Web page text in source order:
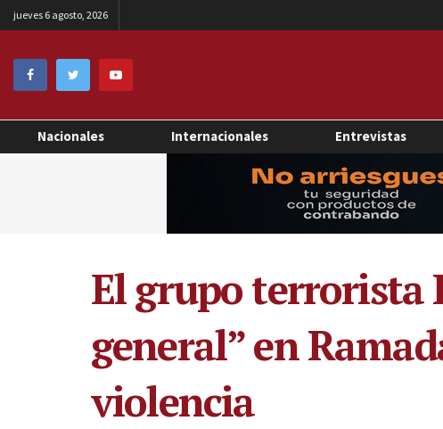
jueves 6 agosto, 2026
Nacionales Internacionales Entrevistas
El grupo terrorista
general” en
violencia